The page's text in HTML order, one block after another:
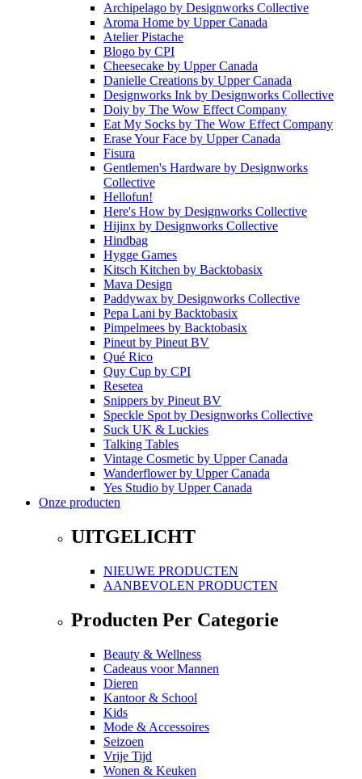
Archipelago by Designworks Collective
Aroma Home by Upper Canada
Atelier Pistache
Blogo by CPI
Cheesecake by Upper Canada
Danielle Creations by Upper Canada
Designworks Ink by Designworks Collective
Doiy by The Wow Effect Company
Eat My Socks by The Wow Effect Company
Erase Your Face by Upper Canada
Fisura
Gentlemen's Hardware by Designworks
Collective
Hellofun!
Here's How by Designworks Collective
Hijinx by Designworks Collective
Hindbag
Hygge Games
Kitsch Kitchen by Backtobasix
Mava Design
Paddywax by Designworks Collective
Pepa Lani by Backtobasix
Pimpelmees by Backtobasix
Pineutby Pineut BV
Qué Rico
Quy Cup by CPI
Resetea
Snippers by Pineut BV
Speckle Spotby Designworks Collective
Suck UK & Luckies
Talking Tables
Vintage Cosmetic by Upper Canada
Wanderflowerby Upper Canada
Yes Studio by Upper Canada
Onze producten
UITGELICHT
NIEUWE PRODUCTEN
AANBEVOLEN PRODUCTEN
Producten Per Categorie
Beauty & Wellness
Cadeaus voor Mannen
Dieren
Kantoor & School
Kids
Mode & Accessoires
Seizoen
Vrije Tijd
Wonen & Keuken